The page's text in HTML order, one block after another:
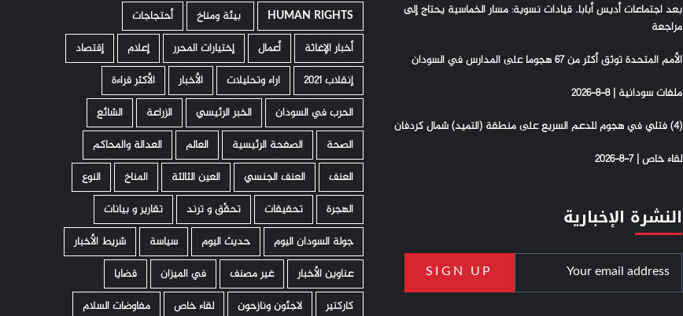
بعد اجتماعات أديس أبابا.. قيادات نسوية: مسار الخماسية يحتاج إلى
مراجعة
الأمم المتحدة توثق أكثر من 67 هجوما على المدارس في السودان
ملفات سودانية | 8-8-2026
(4) فتلي في هجوم للدعم السريع على منطقة (التميد) شمال كردفان
لقاء خاص | 7-8-2026
النشرة الإخبارية
HUMAN RIGHTS ­ بيئة ومناخ
أحتجاجات
أخبار الإغاثة
أعمال إختيارات المحرر إعلام
إقتصاد
إنقلاب 2021
اراء وتحليلات الأخبار
الأكثر قراءة
الحرب في السودان
الخبر الرئيسي الزراعة
الشائع
الصحة
الصفحة الرئيسية العالم
العدالة والمحاكم
العنف
العنف الجنسي العين الثالثة المناخ
النوع
الهجرة
تحقيقات تحقّق و ترند
تقارير و بيانات
جولة السودان اليوم
حديث اليوم سياسة
شريط الأخبار
عناوين الأخبار
غير مصنف في الميزان
قضايا
كاركتير
لاجئون ونازحون لقاء خاص مفاوضات السلام